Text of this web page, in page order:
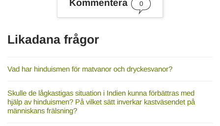
Kommentera 0
Likadana frågor
Vad har hinduismen för matvanor och dryckesvanor?
Skulle de lågkastigas situation i Indien kunna förbättras med
hjälp av hinduismen? På vilket sätt inverkar kastväsendet på
människans frälsning?